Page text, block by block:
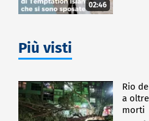
02:46
Più visti
Rio
a
morti